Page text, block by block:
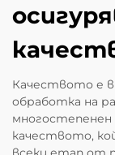
Качеството е
обработка на
многостепенен
качеството,